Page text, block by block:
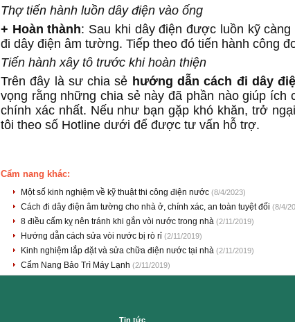
Thợ tiến hành luồn dây điện vào ống
+ Hoàn thành: Sau khi dây điện được luồn kỹ
đi dây điện âm tường. Tiếp theo đó tiến hành công
Tiến hành xây tô trước khi hoàn thiện
Trên đây là sư chia sẻ hướng dẫn cách đi dây
vọng rằng những chia sẻ này đã phần nào giúp
chính xác nhất. Nếu như bạn gặp khó khăn, trở
tôi theo số Hotline dưới để được tư vấn hỗ trợ.
Cẩm nang khác:
Một số kinh nghiệm về kỹ thuật thi công điện nước (8/4/2023)
Cách đi dây điện âm tường cho nhà ở, chính xác, an toàn tuyệt đối (8/4/
8 điều cấm kỵ nên tránh khi gắn vòi nước trong nhà (2/11/2019)
Hướng dẫn cách sửa vòi nước bị rò rỉ (2/11/2019)
Kinh nghiệm lắp đặt và sửa chữa điện nước tại nhà (2/11/2019)
Cẩm Nang Bảo Trì Máy Lạnh (2/11/2019)
Tin tức